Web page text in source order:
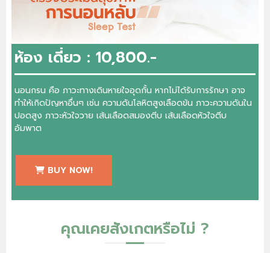
ห้อง เดี่ยว : 10,800.-
นอนกรน คือ ภาวะทางเดินหายใจอุดกั้น หากไม่ได้รับการรักษา อาจ
ทำให้เกิดปัญหาอื่นๆ เช่น ความดันโลหิตสูงเลือดข้น ภาวะความดันใน
ปอดสูง ภาวะหัวใจวาย เส้นเลือดสมองตีบ เส้นเลือดหัวใจตีบ
อัมพาต
BUY NOW!
คุณเคยสังเกตหรือไม่ ?